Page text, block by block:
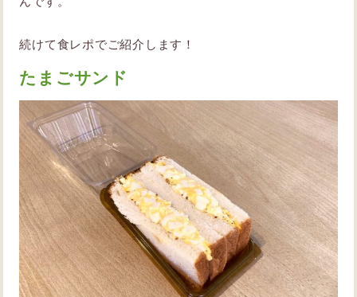
続けて食レポでご紹介します！
たまごサンド